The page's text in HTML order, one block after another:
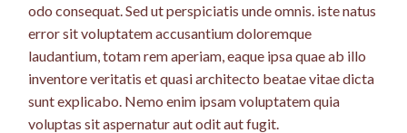
odo consequat. Sed ut perspiciatis unde omnis. iste natus
error sit voluptatem accusantium doloremque
laudantium, totam rem aperiam, eaque ipsa quae ab illo
inventore veritatis et quasi architecto beatae vitae dicta
sunt explicabo. Nemo enim ipsam voluptatem quia
voluptas sit aspernatur aut odit aut fugit.